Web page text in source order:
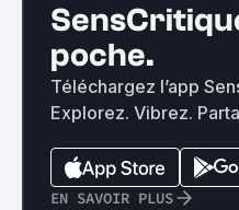
poche.
Téléchargez l’app
Explorez. Vibrez.
EN SAVOIR PLUS